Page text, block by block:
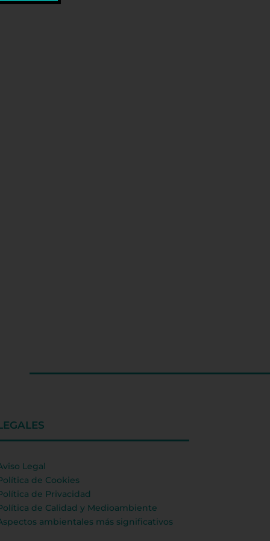
Legal
de Cookies
de Privacidad
de Calidad y Medioambiente
ambientales más significativos